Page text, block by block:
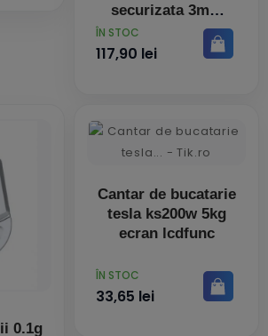
securizata 3mm
PRET
ÎN STOC
117,90 lei
0.1g
Cantar de bucatarie
tesla ks200w 5kg
ecran lcdfunc
PRET
ÎN STOC
33,65 lei